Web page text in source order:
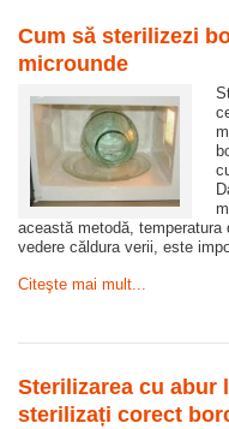
Cum să sterilizezi
microunde
această metodă,
vedere căldura verii, este
Citeşte mai mult...
Sterilizarea cu abur
sterilizați corect